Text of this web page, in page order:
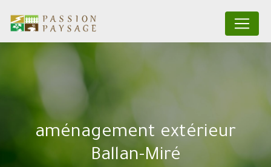
aménagement extérieur
Ballan-Miré